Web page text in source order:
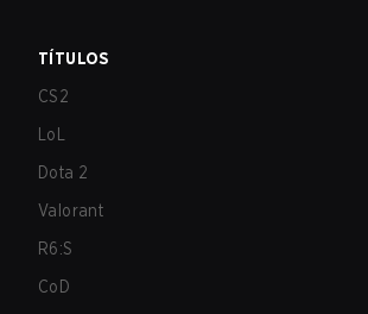
TÍTULOS
CS2
LoL
Dota 2
Valorant
R6:S
CoD